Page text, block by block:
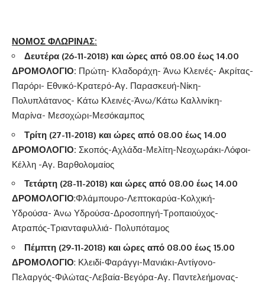
ΝΟΜΟΣ ΦΛΩΡΙΝΑΣ:
Δευτέρα (26-11-2018) και ώρες από 08.00 έως 14.00
ΔΡΟΜΟΛΟΓΙΟ: Πρώτη- Κλαδοράχη- Άνω Κλεινές- Ακρίτας-
Παρόρι- Εθνικό-Κρατερό-Αγ. Παρασκευή-Νίκη-
Πολυπλάτανος- Κάτω Κλεινές-Άνω/Κάτω Καλλινίκη-
Μαρίνα- Μεσοχώρι-Μεσόκαμπος
Τρίτη (27-11-2018) και ώρες από 08.00 έως 14.00
ΔΡΟΜΟΛΟΓΙΟ: Σκοπός-Αχλάδα-Μελίτη-Νεοχωράκι-Λόφοι-
Κέλλη -Αγ. Βαρθολομαίος
Τετάρτη (28-11-2018) και ώρες από 08.00 έως 14.00
ΔΡΟΜΟΛΟΓΙΟ:Φλάμπουρο-Λεπτοκαρύα-Κολχική-
Υδρούσα- Άνω Υδρούσα-Δροσοπηγή-Τροπαιούχος-
Ατραπός-Τριανταφυλλιά- Πολυπόταμος
Πέμπτη (29-11-2018) και ώρες από 08.00 έως 15.00
ΔΡΟΜΟΛΟΓΙΟ: Κλειδί-Φαράγγι-Μανιάκι-Αντίγονο-
Πελαργός-Φιλώτας-Λεβαία-Βεγόρα-Αγ. Παντελεήμονας-